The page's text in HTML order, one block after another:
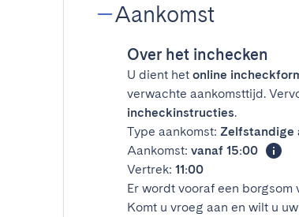
Aankomst
Over het inchecken
U dient het online
verwachte aankomsttijd.
incheckinstructies.
Type aankomst: Zelfstandige
Aankomst: vanaf 15:00
Vertrek: 11:00
Er wordt vooraf een
Komt u vroeg aan en wilt u